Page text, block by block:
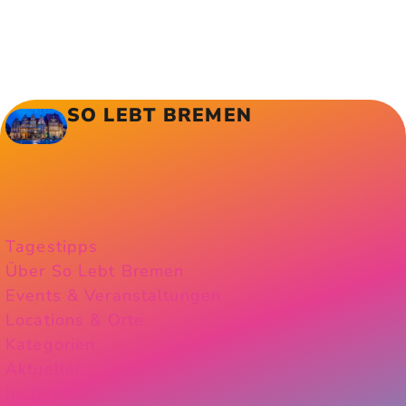
SO LEBT BREMEN
Tagestipps
Über So Lebt Bremen
Events & Veranstaltungen
Locations & Orte
Kategorien
Aktuelles